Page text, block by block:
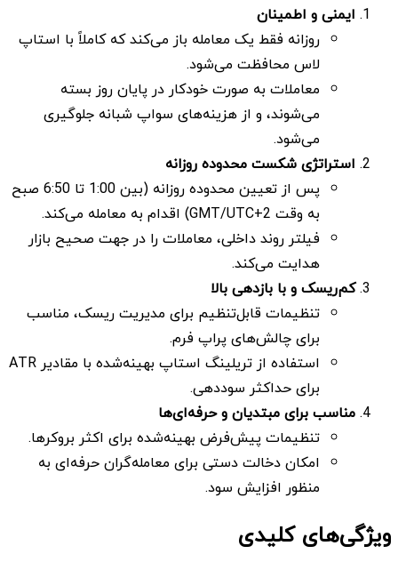
ایمنی و اطمینان
روزانه فقط یک معامله باز می‌کند که کاملاً با استاپ
لاس محافظت می‌شود.
معاملات به صورت خودکار در پایان روز بسته
می‌شوند، و از هزینه‌های سواپ شبانه جلوگیری
می‌شود.
استراتژی شکست محدوده روزانه
پس از تعیین محدوده روزانه (بین 1:00 تا 6:50 صبح
به وقت GMT/UTC+2) اقدام به معامله می‌کند.
فیلتر روند داخلی، معاملات را در جهت صحیح بازار
هدایت می‌کند.
کم‌ریسک و با بازدهی بالا
تنظیمات قابل‌تنظیم برای مدیریت ریسک، مناسب
برای چالش‌های پراپ فرم.
استفاده از تریلینگ استاپ بهینه‌شده با مقادیر ATR
برای حداکثر سوددهی.
مناسب برای مبتدیان و حرفه‌ای‌ها
تنظیمات پیش‌فرض بهینه‌شده برای اکثر بروکرها.
امکان دخالت دستی برای معامله‌گران حرفه‌ای به
منظور افزایش سود.
ویژگی‌های کلیدی